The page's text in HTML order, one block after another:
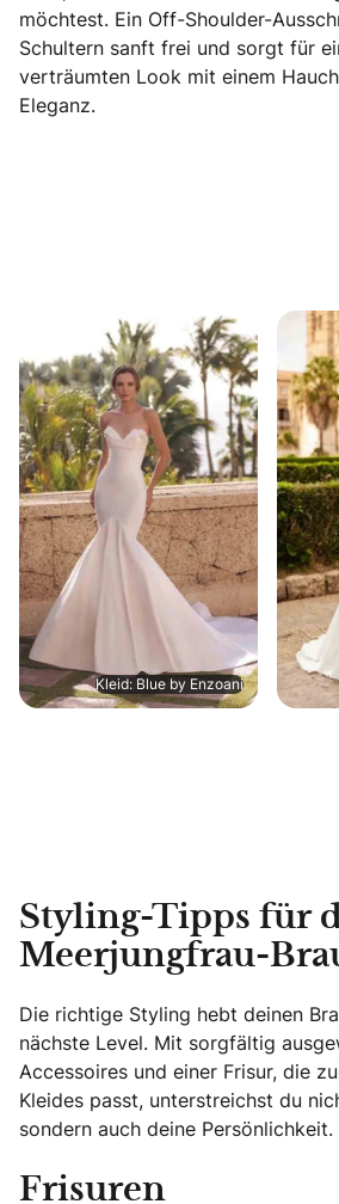
möchtest. Ein Off-Shoulder-
Schultern sanft frei und sorgt für
verträumten Look mit einem
Eleganz.
Kleid: Blue by Enzoani
Styling-Tipps für
Meerjungfrau-
Die richtige Styling hebt deinen
nächste Level. Mit sorgfältig
Accessoires und einer Frisur, die
Kleides passt, unterstreichst du
sondern auch deine Persönlichkeit.
Frisuren